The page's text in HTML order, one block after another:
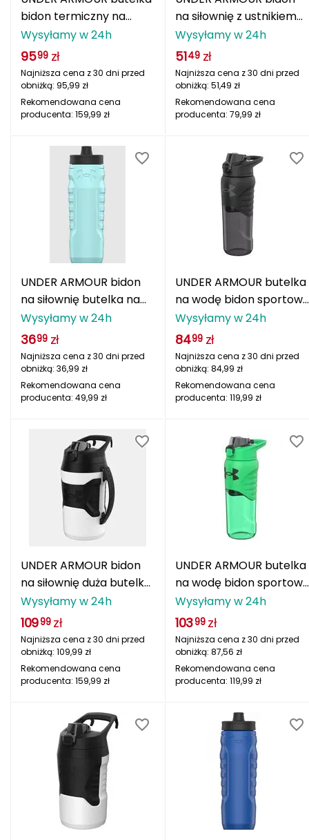
Deuter
Dolomite
EISBAR
ENERO CAMP
Elmer by Swany
Fjord Nansen
GSI Outdoors
Gilmonte
Grand Trunk
Granger's
bidon termiczny na
zimne napoje 700ml
niebieski
Wysyłamy w 24h
9599 zł
Najniższa cena z 30 dni przed
obniżką: 95,99 zł
Rekomendowana cena
producenta: 159,99 zł
na siłownię z ustnikiem
950ml czerwony
Wysyłamy w 24h
5149 zł
Najniższa cena z 30 dni przed
obniżką: 51,49 zł
Rekomendowana cena
producenta: 79,99 zł
UNDER ARMOUR bidon
na siłownię butelka na
wodę 950ml niebieski
Wysyłamy w 24h
3699 zł
Najniższa cena z 30 dni przed
obniżką: 36,99 zł
Rekomendowana cena
producenta: 49,99 zł
UNDER ARMOUR butelka
na wodę bidon sportowy
UA 24oz 700ML czarna
Wysyłamy w 24h
8499 zł
Najniższa cena z 30 dni przed
obniżką: 84,99 zł
Rekomendowana cena
producenta: 119,99 zł
UNDER ARMOUR bidon
na siłownię duża butelka
na wodę 1,9L biały
Wysyłamy w 24h
10999 zł
Najniższa cena z 30 dni przed
obniżką: 109,99 zł
Rekomendowana cena
producenta: 159,99 zł
UNDER ARMOUR butelka
na wodę bidon sportowy
UA 24oz 700ML zielony
Wysyłamy w 24h
10399 zł
Najniższa cena z 30 dni przed
obniżką: 87,56 zł
Rekomendowana cena
producenta: 119,99 zł